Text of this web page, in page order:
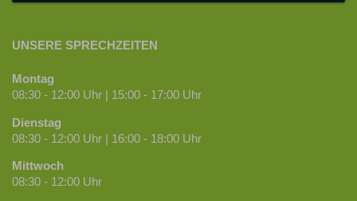
UNSERE SPRECHZEITEN
Montag
08:30 - 12:00 Uhr | 15:00 - 17:00 Uhr
Dienstag
08:30 - 12:00 Uhr | 16:00 - 18:00 Uhr
Mittwoch
08:30 - 12:00 Uhr